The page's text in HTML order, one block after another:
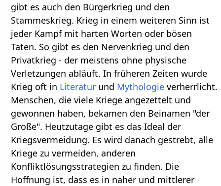
gibt es auch den Bürgerkrieg und den
Stammeskrieg. Krieg in einem weiteren Sinn ist
jeder Kampf mit harten Worten oder bösen
Taten. So gibt es den Nervenkrieg und den
Privatkrieg - der meistens ohne physische
Verletzungen abläuft. In früheren Zeiten wurde
Krieg oft in Literatur und Mythologie verherrlicht.
Menschen, die viele Kriege angezettelt und
gewonnen haben, bekamen den Beinamen "der
Große". Heutzutage gibt es das Ideal der
Kriegsvermeidung. Es wird danach gestrebt, alle
Kriege zu vermeiden, anderen
Konfliktlösungsstrategien zu finden. Die
Hoffnung ist, dass es in naher und mittlerer